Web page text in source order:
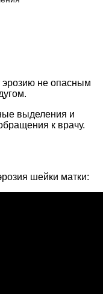
эрозию не опасным
выделения и
к врачу.
шейки матки: